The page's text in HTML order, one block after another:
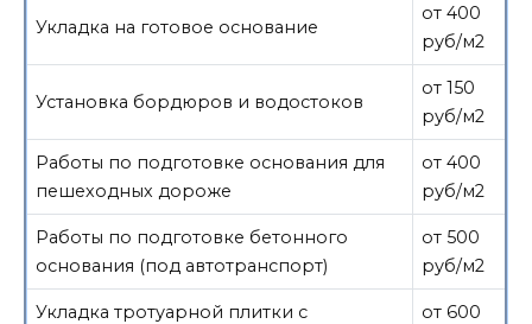
Укладка на готовое основание
от 400
руб/м2
Установка бордюров и водостоков
от 150
руб/м2
Работы по подготовке основания для
пешеходных дороже
от 400
руб/м2
Работы по подготовке бетонного
основания (под автотранспорт)
от 500
руб/м2
Укладка тротуарной плитки с
от 600